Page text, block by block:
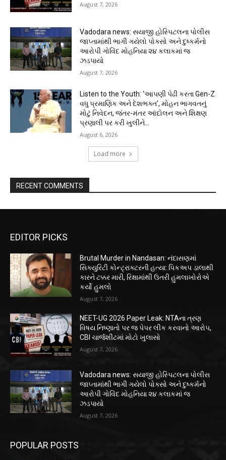
August 7, 2026
Vadodara news: સયાજી હોસ્પિટલના પોલીસ
જાપ્તામાંથી ભાગી ગયેલો પોક્સો અને દુષ્કર્મનો
આરોપી ગોવિંદ મોહનિયા ૨૪ કલાકમાં જ
ઝડપાયો
August 7, 2026
Listen to the Youth: ‘આપણી પેઢી કરતા Gen-Z
વધુ પ્રમાણિક અને દેશભક્ત’, મોહન ભાગવતનું
મોટું નિવેદન, જંતર-મંતર આંદોલન અને શિક્ષણ
પ્રણાલી પર કરી ખુલીને...
August 6, 2026
Load more
RECENT COMMENTS
EDITOR PICKS
Brutal Murder in Nandasan: નંદાસણમાં
સિક્યુરિટી કોન્ટ્રાક્ટરની હત્યા: પિકઅપ ડાલાથી
કારને ટક્કર મારી, રિક્ષામાંથી ઉતરી હુમલાખોરોએ
કર્યો હુમલો
August 7, 2026
NEET-UG 2026 Paper Leak: NTAના ત્રણ
વિષય નિષ્ણાતો પર જ પેપર લીક કરવાનો આરોપ,
CBI ચાર્જશીટમાં મોટો ખુલાસો
August 7, 2026
Vadodara news: સયાજી હોસ્પિટલના પોલીસ
જાપ્તામાંથી ભાગી ગયેલો પોક્સો અને દુષ્કર્મનો
આરોપી ગોવિંદ મોહનિયા ૨૪ કલાકમાં જ
ઝડપાયો
August 7, 2026
POPULAR POSTS